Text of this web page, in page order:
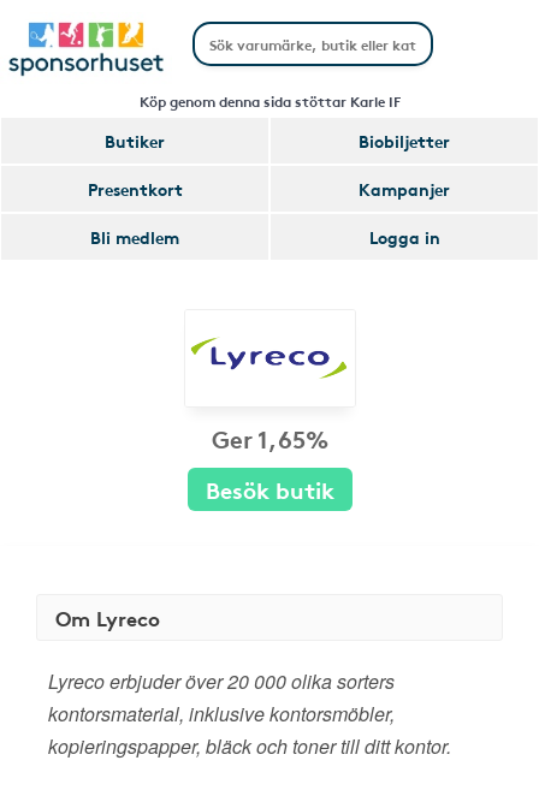
Köp genom denna sida stöttar Karle IF
Butiker
Biobiljetter
Presentkort
Kampanjer
Bli medlem
Logga in
Ger 1,65%
Besök butik
Om Lyreco
Lyreco erbjuder över 20 000 olika sorters
kontorsmaterial, inklusive kontorsmöbler,
kopieringspapper, bläck och toner till ditt kontor.